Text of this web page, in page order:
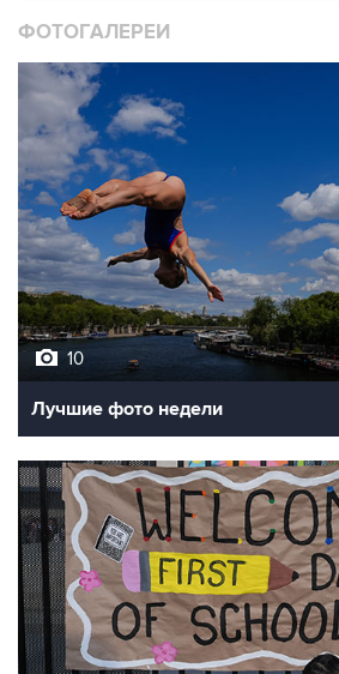
ФОТОГАЛЕРЕИ
10
Лучшие фото недели